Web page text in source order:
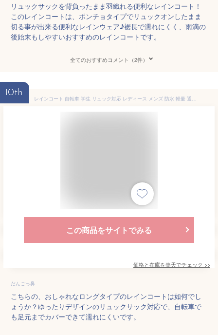
リュックサックを背負ったまま羽織れる便利なレインコート！
このレインコートは、ポンチョタイプでリュックオンしたまま
切る事が出来る便利なレインウェア♪裾長で濡れにくく、雨滴の
後始末もしやすいおすすめのレインコートです。
全てのおすすめコメント（2件）
10th
レインコート 自転車 学生 リュック対応 レディース メンズ 防水 軽量 通勤 カッパ 合羽 レインウエア 雨具 バイク 防水 軽い 3370 裏メッシュ レインコート 豪雨 台風 ホワイト ネイビー リフレクター バックパック 紺 合羽 袋付き マチ付き おしゃれ シンプル 防災
この商品をサイトでみる
価格と在庫を楽天でチェック >>
だんごっ鼻
こちらの、おしゃれなロングタイプのレインコートは如何でし
ょうか？ゆったりデザインのリュックサック対応で、自転車で
も足元までカバーできて濡れにくいです。